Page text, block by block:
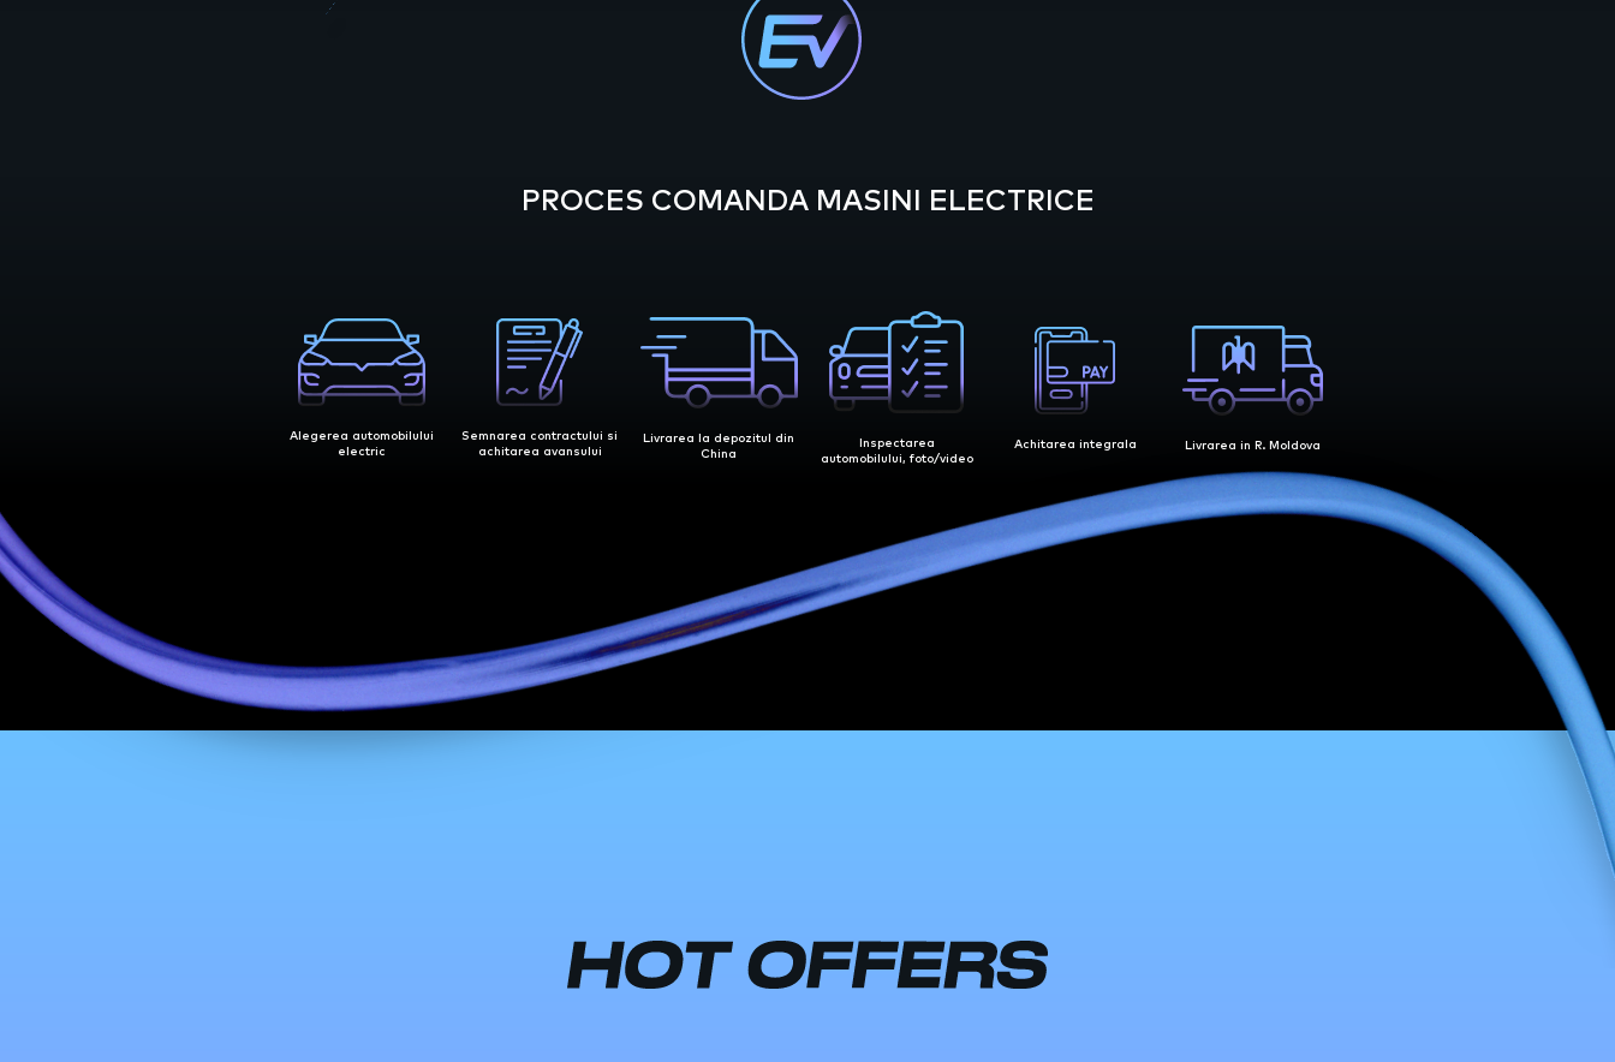
PROCES COMANDA MASINI ELECTRICE
Alegerea automobilului
electric
Semnarea contractului si
achitarea avansului
Livrarea la depozitul din
China
Inspectarea
automobilului, foto/video
Achitarea integrala Livrarea in R. Moldova